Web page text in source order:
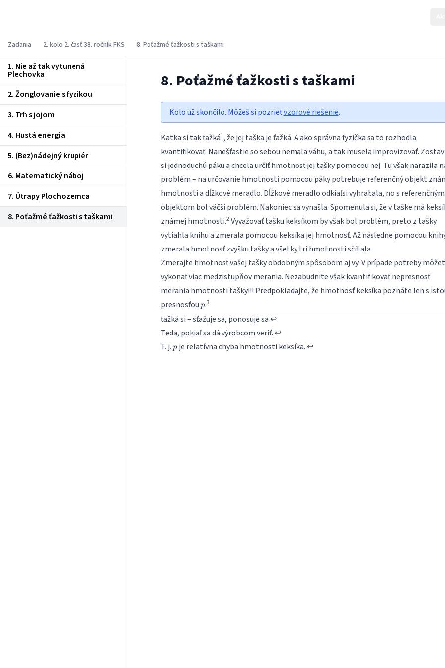
Zadania 2. kolo 2. časť 38. ročník FKS 8. Poťažmé ťažkosti s taškami
1. Nie až tak vytunená
Plechovka
2. Žonglovanie s fyzikou
3. Trh s jojom
4. Hustá energia
5. (Bez)nádejný krupiér
6. Matematický náboj
7. Útrapy Plochozemca
8. Poťažmé ťažkosti s taškami
8. Poťažmé ťažkosti s taškami
Kolo už skončilo. Môžeš si pozrieťvzorové riešenie.
Katka si tak ťažká1, že jej taška je ťažká. A ako správna fyzička sa to rozhodla
kvantifikovať. Nanešťastie so sebou nemala váhu, a tak musela improvizovať.
si jednoduchú páku a chcela určiť hmotnosť jej tašky pomocou nej. Tu však narazila
problém – na určovanie hmotnosti pomocou páky potrebuje referenčný objekt
hmotnosti a dĺžkové meradlo. Dĺžkové meradlo odkiaľsi vyhrabala, no s referenčným
objektom bol väčší problém. Nakoniec sa vynašla. Spomenula si, že v taške má
známej hmotnosti.2Vyvažovať tašku keksíkom by však bol problém, preto z tašky
vytiahla knihu a zmerala pomocou keksíka jej hmotnosť. Až následne pomocou
zmerala hmotnosť zvyšku tašky a všetky tri hmotnosti sčítala.
Zmerajte hmotnosť vašej tašky obdobným spôsobom aj vy. V prípade potreby
vykonať viac medzistupňov merania. Nezabudnite však kvantifikovať nepresnosť
merania hmotnosti tašky!!! Predpokladajte, že hmotnosť keksíka poznáte len s
presnosťou p
p.3
ťažká si – sťažuje sa, ponosuje sa ↩
Teda, pokiaľ sa dá výrobcom veriť. ↩
T. j. p
pje relatívna chyba hmotnosti keksíka. ↩